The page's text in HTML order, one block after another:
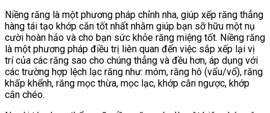
Niềng răng là một phương pháp chỉnh nha, giúp xếp răng thẳng
hàng tái tạo khớp cắn tốt nhất nhằm giúp bạn sỡ hữu một nụ
cười hoàn hảo và cho bạn sức khỏe răng miệng tốt. Niềng răng
là một phương pháp điều trị liên quan đến việc sắp xếp lại vị
trí của các răng sao cho chúng thẳng và đều hơn, áp dụng với
các trường hợp lệch lạc răng như: móm, răng hô (vẩu/vổ), răng
khấp khểnh, răng mọc thừa, mọc lạc, khớp cắn ngược, khớp
cắn chéo.